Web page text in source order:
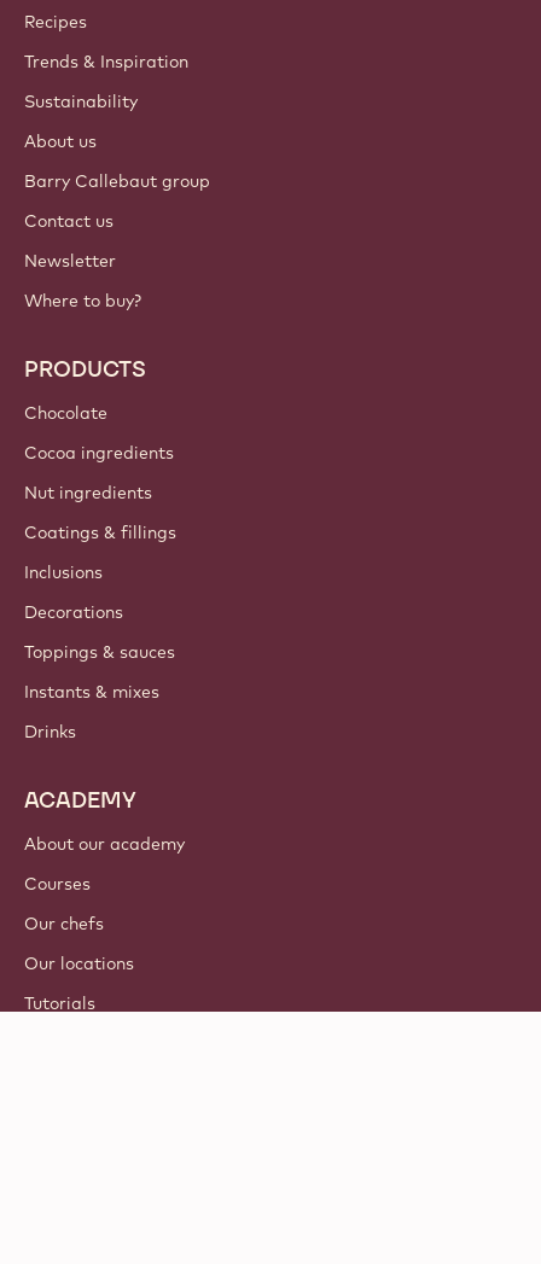
Callebaut
Recipes
Trends & Inspiration
Sustainability
About us
Barry Callebaut group
Contact us
Newsletter
Where to buy?
PRODUCTS
Chocolate
Cocoa ingredients
Nut ingredients
Coatings & fillings
Inclusions
Decorations
Toppings & sauces
Instants & mixes
Drinks
ACADEMY
About our academy
Courses
Our chefs
Our locations
Tutorials